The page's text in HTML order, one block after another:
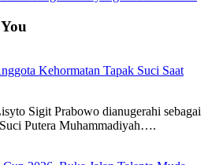
Kehormatan Tapak Suci Saat
Sigit Prabowo dianugerahi sebagai
Putera Muhammadiyah….